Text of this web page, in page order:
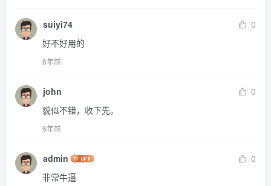
suiyi74
0
好不好用的
6年前
john
0
貌似不错，收下先。
6年前
admin
0
非常牛逼